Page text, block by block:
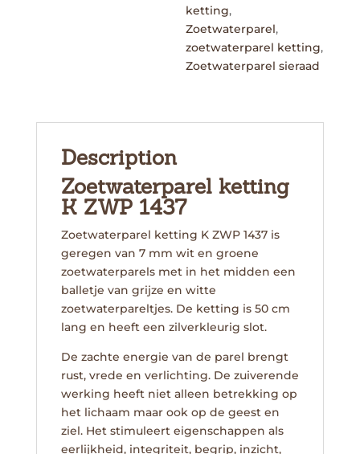
ketting,
Zoetwaterparel,
zoetwaterparel ketting,
Zoetwaterparel sieraad
Description
Zoetwaterparel ketting
K ZWP 1437
Zoetwaterparel ketting K ZWP 1437 is
geregen van 7 mm wit en groene
zoetwaterparels met in het midden een
balletje van grijze en witte
zoetwaterpareltjes. De ketting is 50 cm
lang en heeft een zilverkleurig slot.
De zachte energie van de parel brengt
rust, vrede en verlichting. De zuiverende
werking heeft niet alleen betrekking op
het lichaam maar ook op de geest en
ziel. Het stimuleert eigenschappen als
eerlijkheid, integriteit, begrip, inzicht,